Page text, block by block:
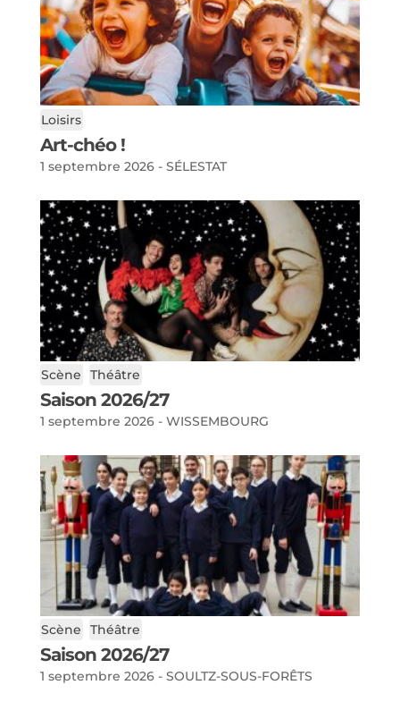
Loisirs
Art-chéo !
1 septembre 2026 - SÉLESTAT
Scène Théâtre
Saison 2026/27
1 septembre 2026 - WISSEMBOURG
Scène Théâtre
Saison 2026/27
1 septembre 2026 - SOULTZ-SOUS-FORÊTS